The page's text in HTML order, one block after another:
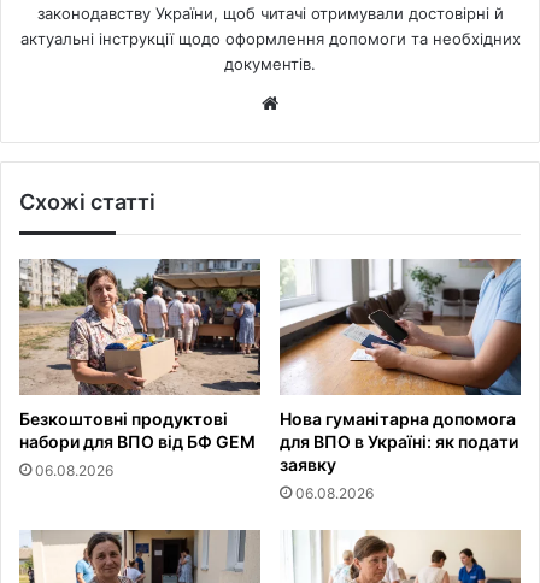
законодавству України, щоб читачі отримували достовірні й
актуальні інструкції щодо оформлення допомоги та необхідних
документів.
Схожі статті
Безкоштовні продуктові
набори для ВПО від БФ GEM
06.08.2026
Нова гуманітарна допомога
для ВПО в Україні: як подати
заявку
06.08.2026